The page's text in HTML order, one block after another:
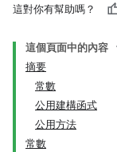
這對你有幫助嗎？
這個頁面中的內容
摘要
常數
公用建構函式
公用方法
常數